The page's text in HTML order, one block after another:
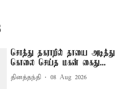
சொத்து தகராறில் தாயை அடித்து
கொலை செய்த மகன் கைது...
தினத்தந்தி 08 Aug 2026